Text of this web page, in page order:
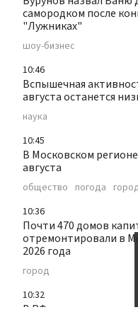
самородком после
"Лужниках"
шоу-бизнес
10:46
Вспышечная
августа останется
наука
10:45
В Московском
августа
общество погода
10:36
Почти 470 домов
отремонтировали в
2026 года
город
10:32
В РФ заявили, что